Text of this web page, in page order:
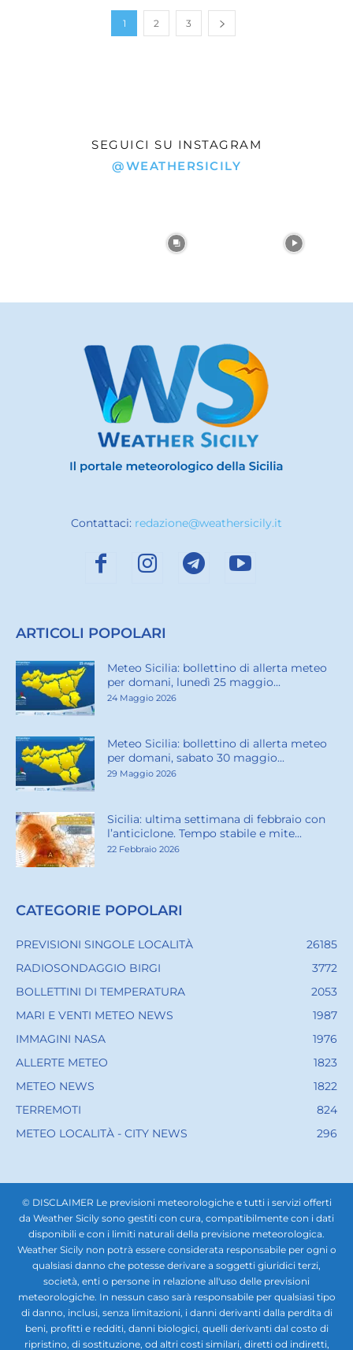
1 2 3
SEGUICI SU INSTAGRAM
@WEATHERSICILY
Contattaci: redazione@weathersicily.it
ARTICOLI POPOLARI
Meteo Sicilia: bollettino di allerta meteo
per domani, lunedì 25 maggio...
24 Maggio 2026
Meteo Sicilia: bollettino di allerta meteo
per domani, sabato 30 maggio...
29 Maggio 2026
Sicilia: ultima settimana di febbraio con
l’anticiclone. Tempo stabile e mite...
22 Febbraio 2026
CATEGORIE POPOLARI
PREVISIONI SINGOLE LOCALITÀ
26185
RADIOSONDAGGIO BIRGI
3772
BOLLETTINI DI TEMPERATURA
2053
MARI E VENTI METEO NEWS
1987
IMMAGINI NASA
1976
ALLERTE METEO
1823
METEO NEWS
1822
TERREMOTI
824
METEO LOCALITÀ - CITY NEWS
296
© DISCLAIMER Le previsioni meteorologiche e tutti i servizi offerti
da Weather Sicily sono gestiti con cura, compatibilmente con i dati
disponibili e con i limiti naturali della previsione meteorologica.
Weather Sicily non potrà essere considerata responsabile per ogni o
qualsiasi danno che potesse derivare a soggetti giuridici terzi,
società, enti o persone in relazione all'uso delle previsioni
meteorologiche. In nessun caso sarà responsabile per qualsiasi tipo
di danno, inclusi, senza limitazioni, i danni derivanti dalla perdita di
beni, profitti e redditi, danni biologici, quelli derivanti dal costo di
ripristino, di sostituzione, od altri costi similari, diretti od indiretti,